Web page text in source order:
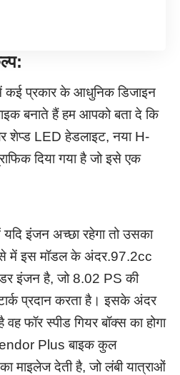
प्रकार के आधुनिक डिजाइन
बनाते हैं हम आपको बता दे कि
LED हेडलाइट, नया H-
दिया गया है जो इसे एक
इंजन अच्छा रहेगा तो उसका
ऐसे में इस मॉडल के अंदर.97.2cc
इंजन है, जो 8.02 PS की
प्रदान करता है। इसके अंदर
फॉर स्पीड गियर बॉक्स का होगा
Plus बाइक कुल
माइलेज देती है, जो लंबी यात्राओं